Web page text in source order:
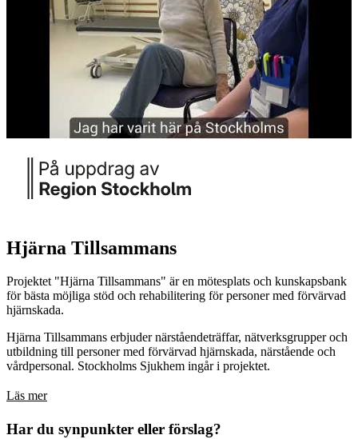
Hjärna Tillsammans
Projektet "Hjärna Tillsammans" är en mötesplats och kunskapsbank
för bästa möjliga stöd och rehabilitering för personer med förvärvad
hjärnskada.
Hjärna Tillsammans erbjuder närståendeträffar, nätverksgrupper och
utbildning till personer med förvärvad hjärnskada, närstående och
vårdpersonal. Stockholms Sjukhem ingår i projektet.
Läs mer
Har du synpunkter eller förslag?